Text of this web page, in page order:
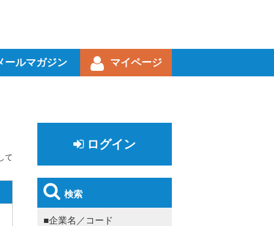
ールマガジン マイページ
て
ログイン
検索
■企業名／コード